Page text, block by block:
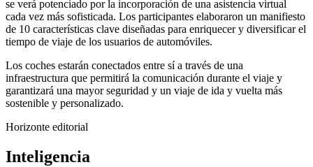
se verá potenciado por la incorporación de una asistencia virtual
cada vez más sofisticada. Los participantes elaboraron un manifiesto
de 10 características clave diseñadas para enriquecer y diversificar el
tiempo de viaje de los usuarios de automóviles.
Los coches estarán conectados entre sí a través de una
infraestructura que permitirá la comunicación durante el viaje y
garantizará una mayor seguridad y un viaje de ida y vuelta más
sostenible y personalizado.
Horizonte editorial
Inteligencia